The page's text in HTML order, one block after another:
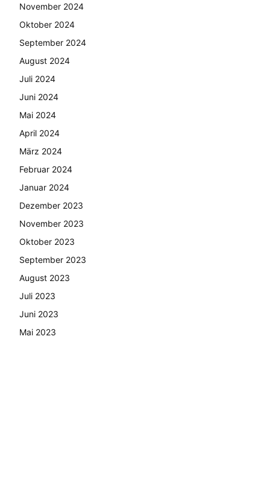
November 2024
Oktober 2024
September 2024
August 2024
Juli 2024
Juni 2024
Mai 2024
April 2024
März 2024
Februar 2024
Januar 2024
Dezember 2023
November 2023
Oktober 2023
September 2023
August 2023
Juli 2023
Juni 2023
Mai 2023